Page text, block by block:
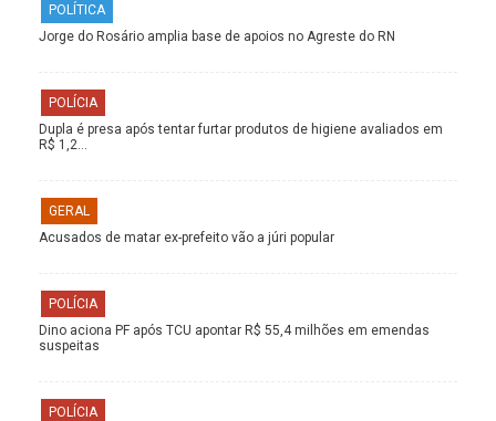
POLÍTICA
Jorge do Rosário amplia base de apoios no Agreste do RN
POLÍCIA
Dupla é presa após tentar furtar produtos de higiene avaliados em
R$ 1,2…
GERAL
Acusados de matar ex-prefeito vão a júri popular
POLÍCIA
Dino aciona PF após TCU apontar R$ 55,4 milhões em emendas
suspeitas
POLÍCIA